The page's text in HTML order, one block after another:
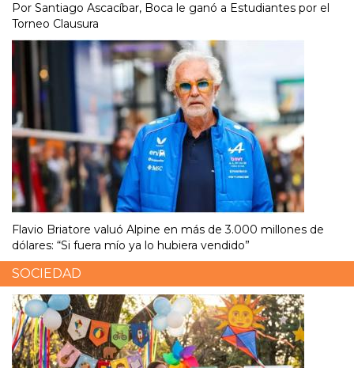
Por Santiago Ascacíbar, Boca le ganó a Estudiantes por el
Torneo Clausura
Flavio Briatore valuó Alpine en más de 3.000 millones de
dólares: “Si fuera mío ya lo hubiera vendido”
SOCIEDAD